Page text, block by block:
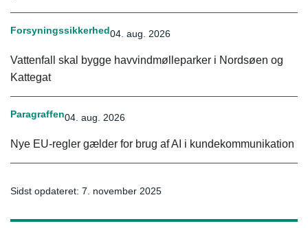
Forsyningssikkerhed04. aug. 2026
Vattenfall skal bygge havvindmølleparker i Nordsøen og
Kattegat
Paragraffen04. aug. 2026
Nye EU-regler gælder for brug af AI i kundekommunikation
Sidst opdateret: 7. november 2025